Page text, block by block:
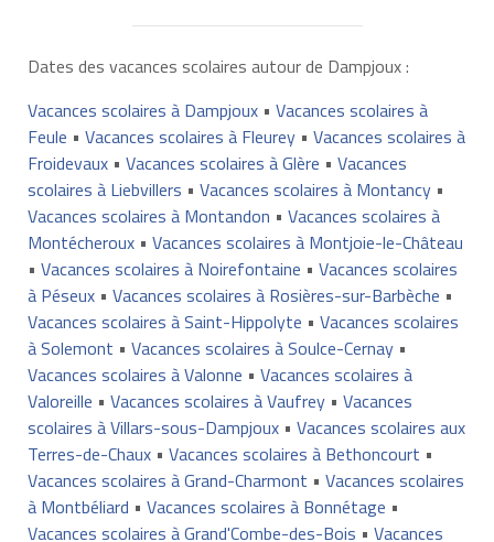
Dates des vacances scolaires autour de Dampjoux :
Vacances scolaires à Dampjoux• Vacances scolaires à
Feule • Vacances scolaires à Fleurey• Vacances scolaires à
Froidevaux• Vacances scolaires à Glère • Vacances
scolaires à Liebvillers • Vacances scolaires à Montancy•
Vacances scolaires à Montandon • Vacances scolaires à
Montécheroux• Vacances scolaires à Montjoie-le-Château
• Vacances scolaires à Noirefontaine • Vacances scolaires
à Péseux• Vacances scolaires à Rosières-sur-Barbèche •
Vacances scolaires à Saint-Hippolyte • Vacances scolaires
à Solemont • Vacances scolaires à Soulce-Cernay•
Vacances scolaires à Valonne • Vacances scolaires à
Valoreille • Vacances scolaires à Vaufrey• Vacances
scolaires à Villars-sous-Dampjoux• Vacances scolaires aux
Terres-de-Chaux• Vacances scolaires à Bethoncourt •
Vacances scolaires à Grand-Charmont • Vacances scolaires
à Montbéliard • Vacances scolaires à Bonnétage •
Vacances scolaires à Grand'Combe-des-Bois • Vacances